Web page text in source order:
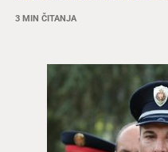
3 MIN ČITANJA